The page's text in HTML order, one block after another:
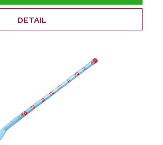
DETAIL